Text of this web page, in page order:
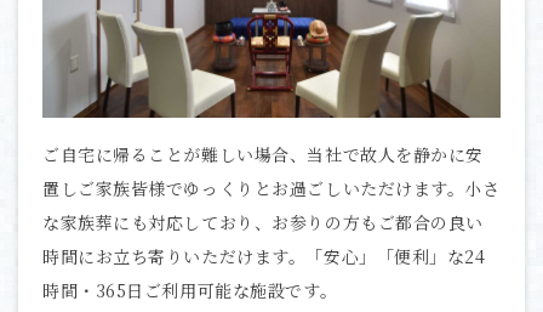
ご自宅に帰ることが難しい場合、当社で故人を静かに安
置しご家族皆様でゆっくりとお過ごしいただけます。小さ
な家族葬にも対応しており、お参りの方もご都合の良い
時間にお立ち寄りいただけます。「安心」「便利」な24
時間・365日ご利用可能な施設です。